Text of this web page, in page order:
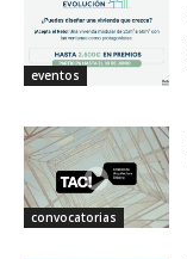
eventos
convocatorias